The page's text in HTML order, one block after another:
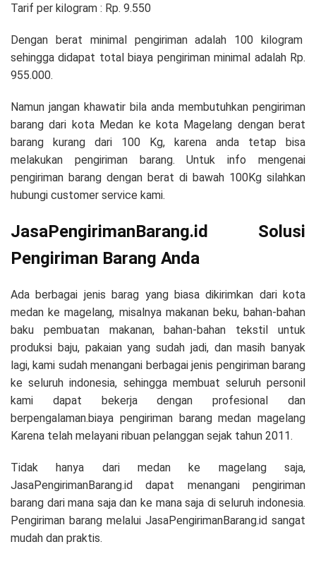
Tarif per kilogram : Rp. 9.550
Dengan berat minimal pengiriman adalah 100 kilogram
sehingga didapat total biaya pengiriman minimal adalah Rp.
955.000.
Namun jangan khawatir bila anda membutuhkan pengiriman
barang dari kota Medan ke kota Magelang dengan berat
barang kurang dari 100 Kg, karena anda tetap bisa
melakukan pengiriman barang. Untuk info mengenai
pengiriman barang dengan berat di bawah 100Kg silahkan
hubungi customer service kami.
JasaPengirimanBarang.id Solusi
Pengiriman Barang Anda
Ada berbagai jenis barag yang biasa dikirimkan dari kota
medan ke magelang, misalnya makanan beku, bahan-bahan
baku pembuatan makanan, bahan-bahan tekstil untuk
produksi baju, pakaian yang sudah jadi, dan masih banyak
lagi, kami sudah menangani berbagai jenis pengiriman barang
ke seluruh indonesia, sehingga membuat seluruh personil
kami dapat bekerja dengan profesional dan
berpengalaman.biaya pengiriman barang medan magelang
Karena telah melayani ribuan pelanggan sejak tahun 2011.
Tidak hanya dari medan ke magelang saja,
JasaPengirimanBarang.id dapat menangani pengiriman
barang dari mana saja dan ke mana saja di seluruh indonesia.
Pengiriman barang melalui JasaPengirimanBarang.id sangat
mudah dan praktis.